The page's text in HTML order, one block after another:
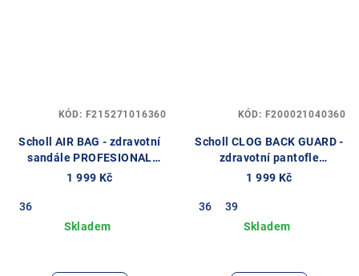
Scholl AIR BAG - zdravotní
sandále PROFESIONAL
barva hnědá
1 999 Kč
36
KÓD: F215271016360
Scholl CLOG BACK GUARD -
zdravotní pantofle
PROFESIONAL barva
1 999 Kč
36 39
KÓD: F200021040360